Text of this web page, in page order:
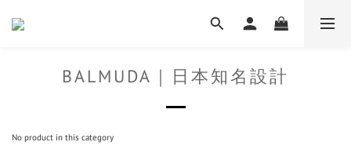
BALMUDA｜日本知名設計
No product in this category